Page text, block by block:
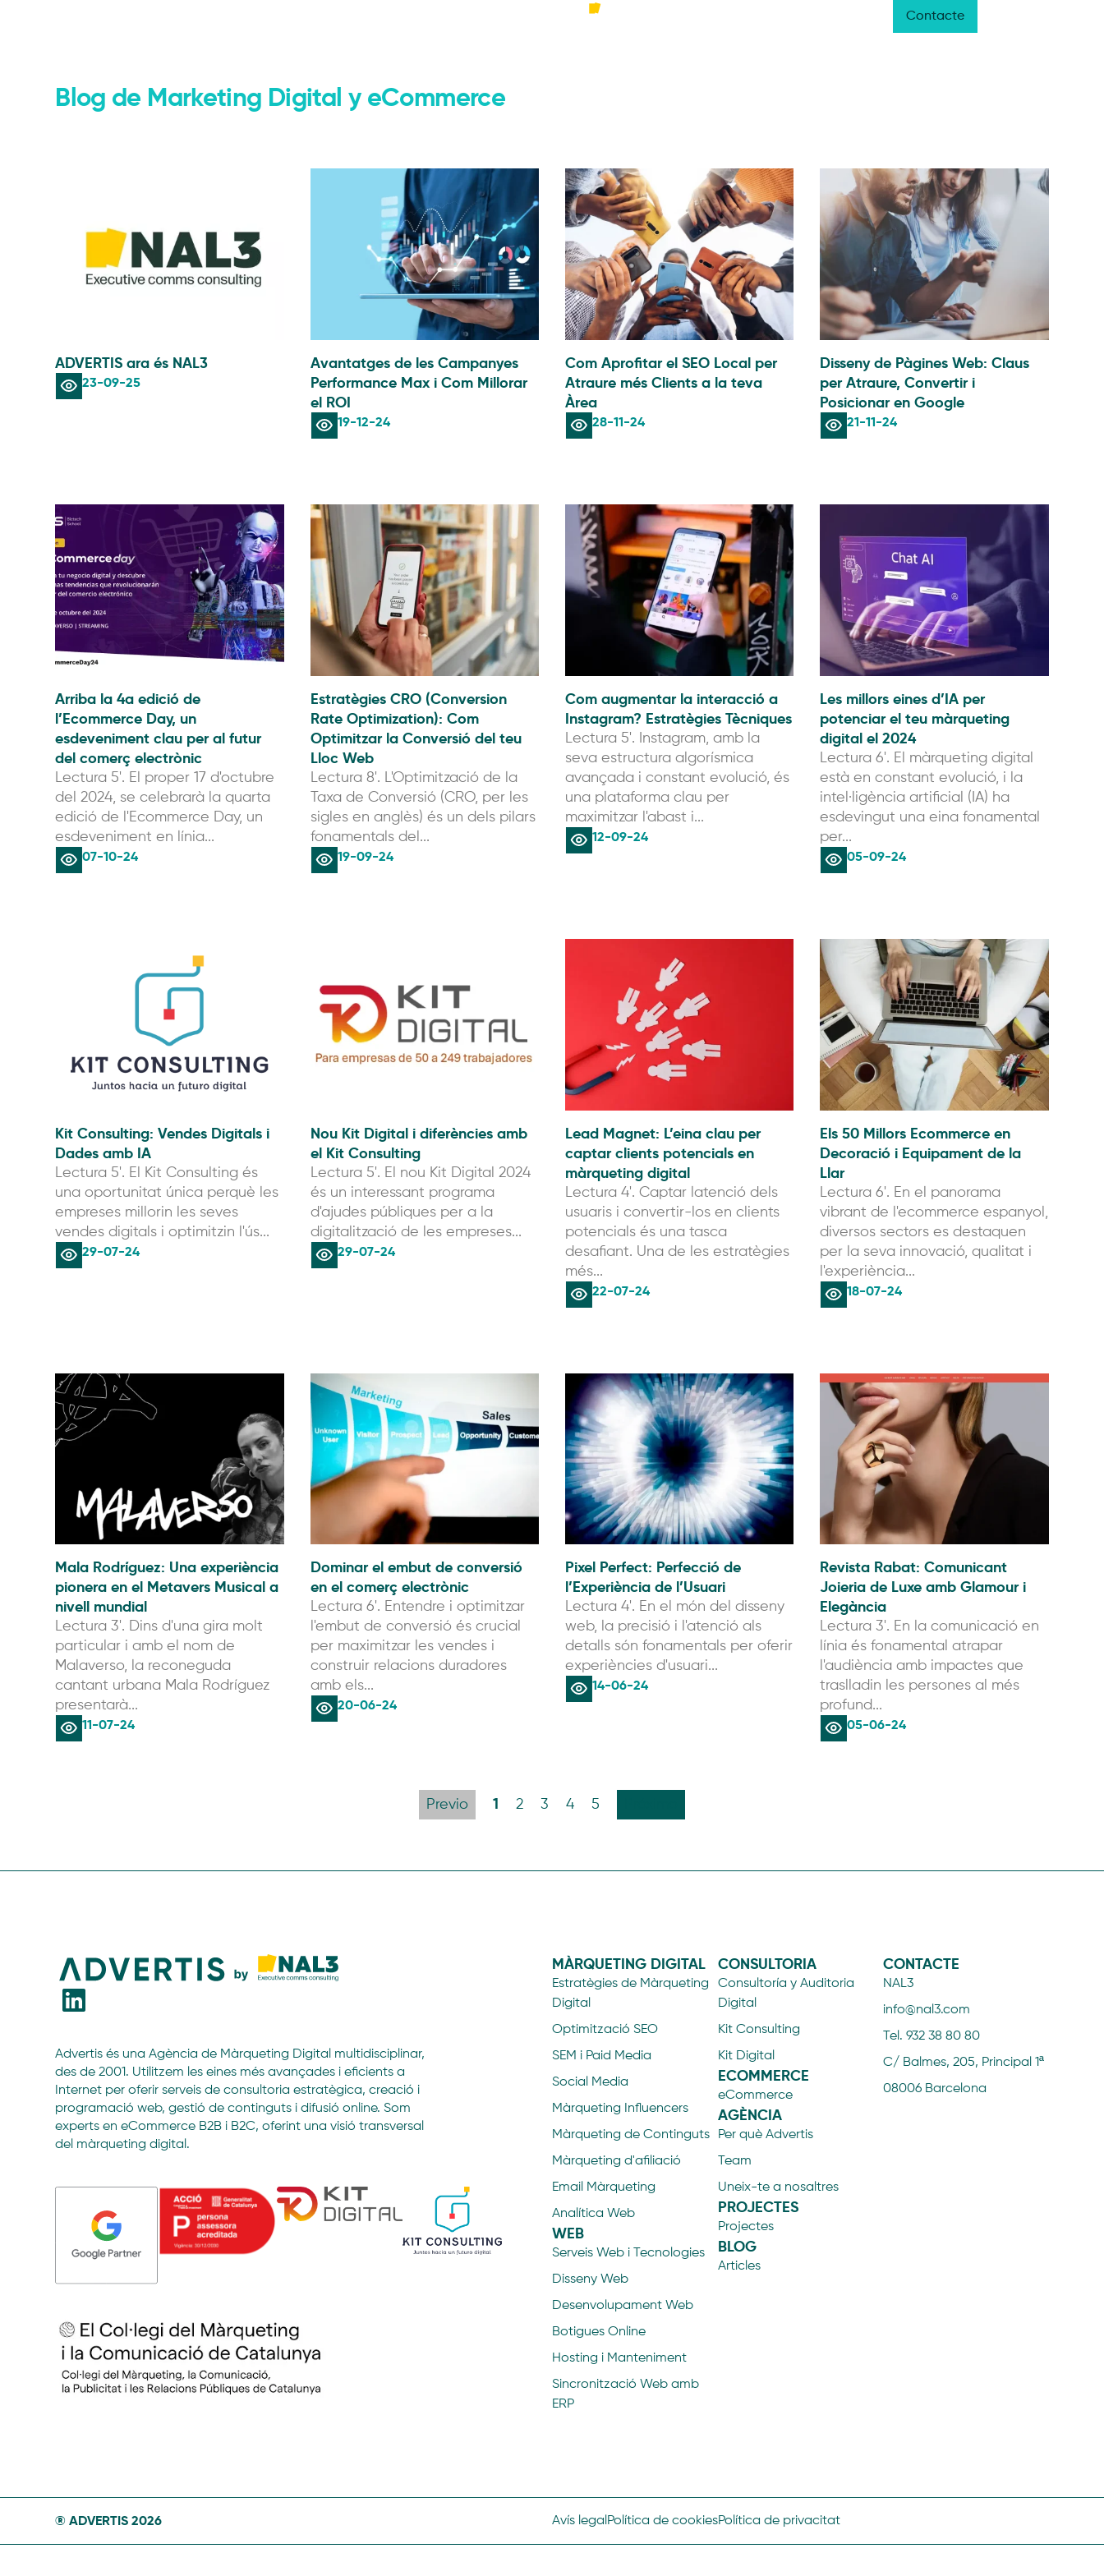
Contacte
Blog de Marketing Digital y eCommerce
ADVERTIS ara és NAL3
23-09-25
Avantatges de les Campanyes
Performance Max i Com Millorar
el ROI
19-12-24
Com Aprofitar el SEO Local per
Atraure més Clients a la teva
Àrea
28-11-24
Disseny de Pàgines Web: Claus
per Atraure, Convertir i
Posicionar en Google
21-11-24
Arriba la 4a edició de
l’Ecommerce Day, un
esdeveniment clau per al futur
del comerç electrònic
Lectura 5'. El proper 17 d'octubre
del 2024, se celebrarà la quarta
edició de l'Ecommerce Day, un
esdeveniment en línia...
07-10-24
Estratègies CRO (Conversion
Rate Optimization): Com
Optimitzar la Conversió del teu
Lloc Web
Lectura 8'. L'Optimització de la
Taxa de Conversió (CRO, per les
sigles en anglès) és un dels pilars
fonamentals del...
19-09-24
Com augmentar la interacció a
Instagram? Estratègies Tècniques
Lectura 5'. Instagram, amb la
seva estructura algorísmica
avançada i constant evolució, és
una plataforma clau per
maximitzar l'abast i...
12-09-24
Les millors eines d’IA per
potenciar el teu màrqueting
digital el 2024
Lectura 6'. El màrqueting digital
està en constant evolució, i la
intel·ligència artificial (IA) ha
esdevingut una eina fonamental
per...
05-09-24
Kit Consulting: Vendes Digitals i
Dades amb IA
Lectura 5'. El Kit Consulting és
una oportunitat única perquè les
empreses millorin les seves
vendes digitals i optimitzin l'ús...
29-07-24
Nou Kit Digital i diferències amb
el Kit Consulting
Lectura 5'. El nou Kit Digital 2024
és un interessant programa
d'ajudes públiques per a la
digitalització de les empreses...
29-07-24
Lead Magnet: L’eina clau per
captar clients potencials en
màrqueting digital
Lectura 4'. Captar latenció dels
usuaris i convertir-los en clients
potencials és una tasca
desafiant. Una de les estratègies
més...
22-07-24
Els 50 Millors Ecommerce en
Decoració i Equipament de la
Llar
Lectura 6'. En el panorama
vibrant de l'ecommerce espanyol,
diversos sectors es destaquen
per la seva innovació, qualitat i
l'experiència...
18-07-24
Mala Rodríguez: Una experiència
pionera en el Metavers Musical a
nivell mundial
Lectura 3'. Dins d'una gira molt
particular i amb el nom de
Malaverso, la reconeguda
cantant urbana Mala Rodríguez
presentarà...
11-07-24
Dominar el embut de conversió
en el comerç electrònic
Lectura 6'. Entendre i optimitzar
l'embut de conversió és crucial
per maximitzar les vendes i
construir relacions duradores
amb els...
20-06-24
Pixel Perfect: Perfecció de
l’Experiència de l’Usuari
Lectura 4'. En el món del disseny
web, la precisió i l'atenció als
detalls són fonamentals per oferir
experiències d'usuari...
14-06-24
Revista Rabat: Comunicant
Joieria de Luxe amb Glamour i
Elegància
Lectura 3'. En la comunicació en
línia és fonamental atrapar
l'audiència amb impactes que
traslladin les persones al més
profund...
05-06-24
Previo 1 2 3 4 5
Advertis és una Agència de Màrqueting Digital multidisciplinar,
des de 2001. Utilitzem les eines més avançades i eficients a
Internet per oferir serveis de consultoria estratègica, creació i
programació web, gestió de continguts i difusió online. Som
experts en eCommerce B2B i B2C, oferint una visió transversal
del màrqueting digital.
MÀRQUETING DIGITAL
Estratègies de Màrqueting
Digital
Optimització SEO
SEM i Paid Media
Social Media
Màrqueting Influencers
Màrqueting de Continguts
Màrqueting d'afiliació
Email Màrqueting
Analítica Web
WEB
Serveis Web i Tecnologies
Disseny Web
Desenvolupament Web
Botigues Online
Hosting i Manteniment
Sincronització Web amb
ERP
CONSULTORIA
Consultoría y Auditoria
Digital
Kit Consulting
Kit Digital
ECOMMERCE
eCommerce
AGÈNCIA
Per què Advertis
Team
Uneix-te a nosaltres
PROJECTES
Projectes
BLOG
Articles
CONTACTE
NAL3
info@nal3.com
Tel. 932 38 80 80
C/ Balmes, 205, Principal 1ª
08006 Barcelona
® ADVERTIS 2026 Avís legal Política de cookiesPolítica de privacitat